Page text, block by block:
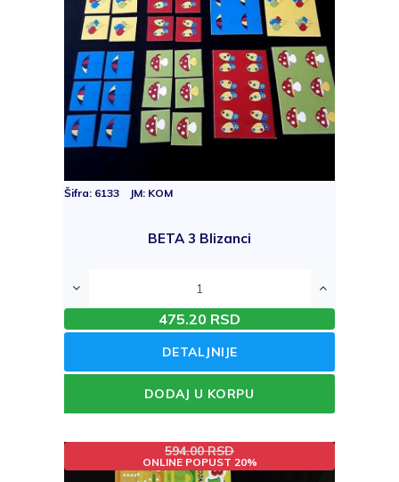
Šifra: 6133 JM: KOM
BETA 3 Blizanci
475.20 RSD
DETALJNIJE
DODAJ U KORPU
594.00 RSD
ONLINE POPUST 20%